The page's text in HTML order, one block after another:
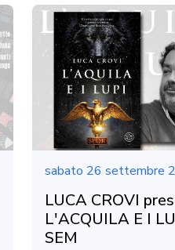
sabato 26 settembre
LUCA CROVI
L'ACQUILA E I
SEM